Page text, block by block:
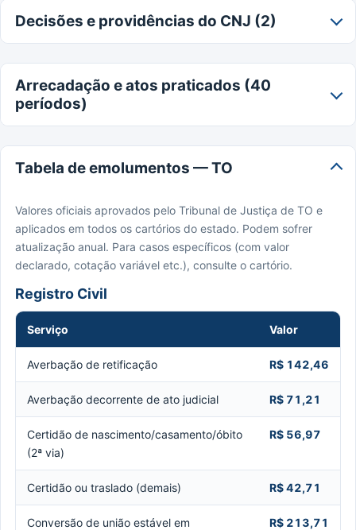
Decisões e providências do CNJ (2)
Arrecadação e atos praticados (40
períodos)
Tabela de emolumentos — TO
Valores oficiais aprovados pelo Tribunal de Justiça de TO e
aplicados em todos os cartórios do estado. Podem sofrer
atualização anual. Para casos específicos (com valor
declarado, cotação variável etc.), consulte o cartório.
Registro Civil
Serviço Valor
Averbação de retificação R$ 142,46
Averbação decorrente de ato judicial R$ 71,21
Certidão de nascimento/casamento/óbito
(2ª via)
R$ 56,97
Certidão ou traslado (demais) R$ 42,71
Conversão de união estável em
R$ 213,71